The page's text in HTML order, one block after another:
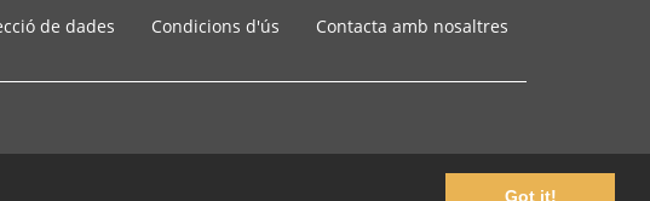
Got it!
de dades Condicions d'ús Contacta amb nosaltres